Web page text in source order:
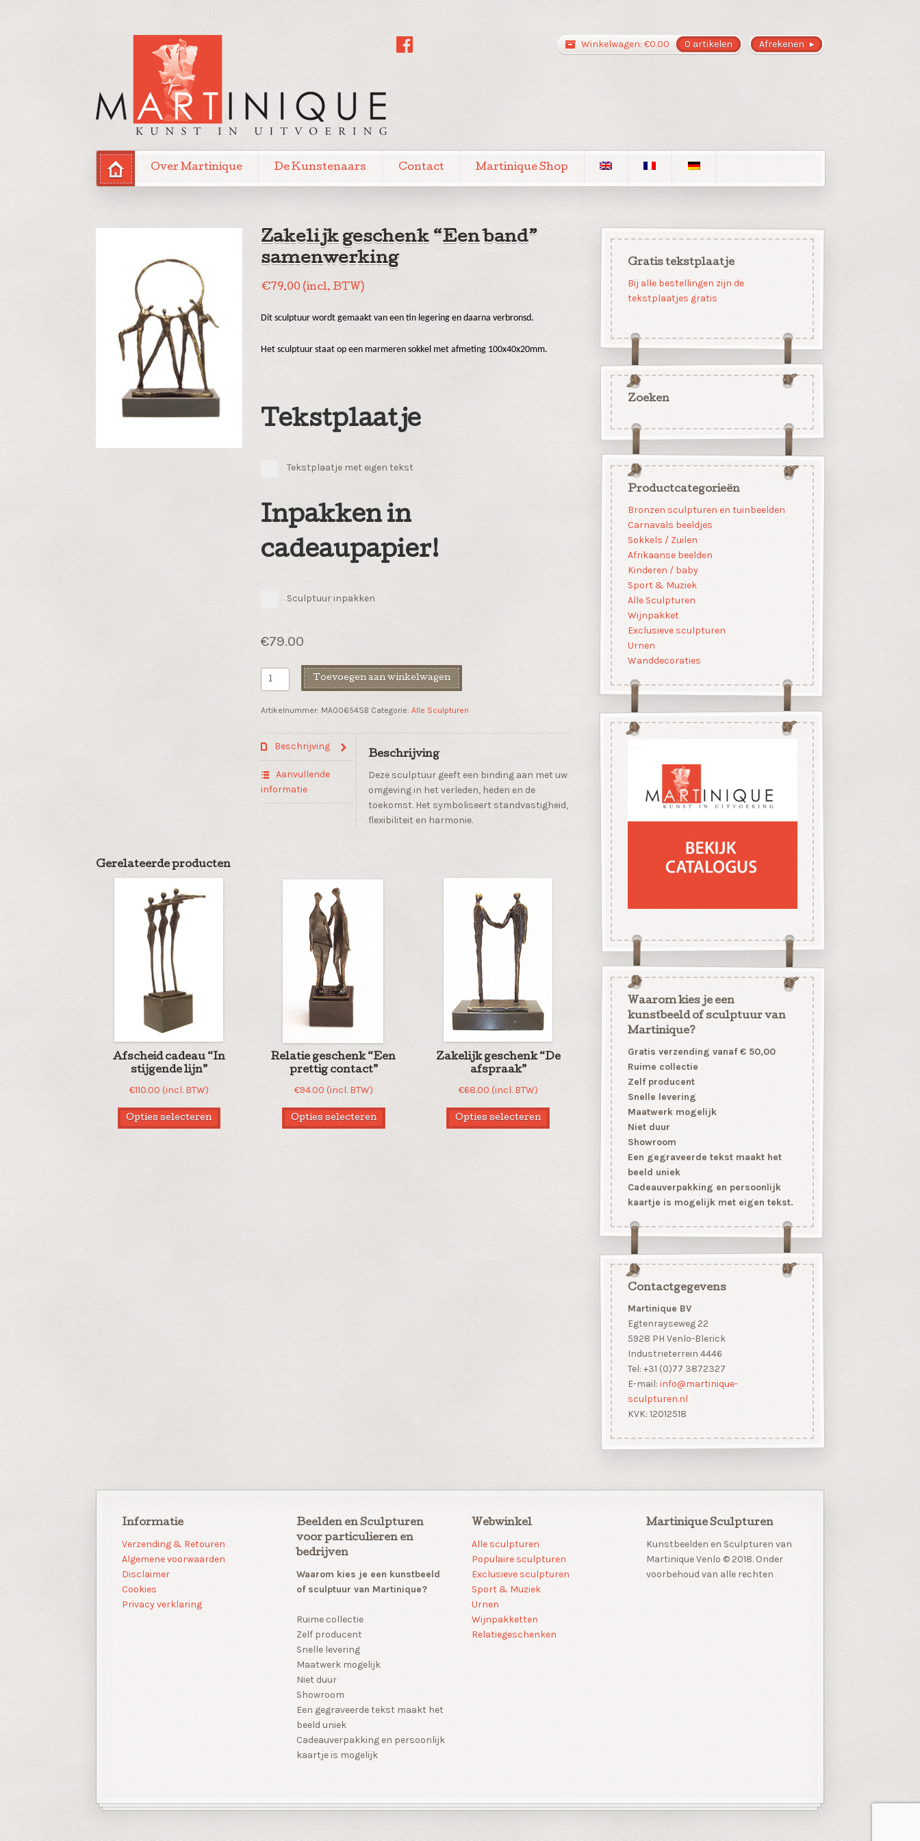
Afrekenen
Winkelwagen: €0.00 0 artikelen
Over Martinique De Kunstenaars Contact Martinique Shop
Zakelijk geschenk “Een band”
samenwerking
€ 79.00 (incl. BTW)
Dit sculptuur wordt gemaakt van een tin legering en daarna verbronsd.
Het sculptuur staat op een marmeren sokkel met afmeting 100x40x20mm.
Tekstplaatje
Tekstplaatje met eigen tekst
Inpakken in
cadeaupapier!
Sculptuur inpakken
€79.00
Zakelijk
geschenk
samenwerking
aantal
Toevoegen aan winkelwagen
Artikelnummer: MA00654SB Categorie: Alle Sculpturen
Beschrijving
Aanvullende
informatie
Beschrijving
Deze sculptuur geeft een binding aan met uw
omgeving in het verleden, heden en de
toekomst. Het symboliseert standvastigheid,
flexibiliteit en harmonie.
Gerelateerde producten
Afscheid cadeau “In
stijgende lijn”
€110.00 (incl. BTW)
Opties selecteren
Relatie geschenk “Een
prettig contact”
€94.00 (incl. BTW)
Opties selecteren
Zakelijk geschenk “De
afspraak”
€68.00 (incl. BTW)
Opties selecteren
Gratis tekstplaatje
Bij alle bestellingen zijn de
tekstplaatjes gratis
Zoeken
Productcategorieën
Bronzen sculpturen en tuinbeelden
Carnavals beeldjes
Sokkels / Zuilen
Afrikaanse beelden
Kinderen / baby
Sport & Muziek
Alle Sculpturen
Wijnpakket
Exclusieve sculpturen
Urnen
Wanddecoraties
Waarom kies je een
kunstbeeld of sculptuur van
Martinique?
Gratis verzending vanaf € 50,00
Ruime collectie
Zelf producent
Snelle levering
Maatwerk mogelijk
Niet duur
Showroom
Een gegraveerde tekst maakt het
beeld uniek
Cadeauverpakking en persoonlijk
kaartje is mogelijk met eigen tekst.
Contactgegevens
Martinique BV
Egtenrayseweg 22
5928 PH Venlo-Blerick
Industrieterrein 4446
Tel: +31 (0)77 3872327
E-mail: info@martinique-
sculpturen.nl
KVK: 12012518
Informatie
Verzending & Retouren
Algemene voorwaarden
Disclaimer
Cookies
Privacy verklaring
Beelden en Sculpturen
voor particulieren en
bedrijven
Waarom kies je een kunstbeeld
of sculptuur van Martinique?
Ruime collectie
Zelf producent
Snelle levering
Maatwerk mogelijk
Niet duur
Showroom
Een gegraveerde tekst maakt het
beeld uniek
Cadeauverpakking en persoonlijk
kaartje is mogelijk
Webwinkel
Alle sculpturen
Populaire sculpturen
Exclusieve sculpturen
Sport & Muziek
Urnen
Wijnpakketten
Relatiegeschenken
Martinique Sculpturen
Kunstbeelden en Sculpturen van
Martinique Venlo © 2018. Onder
voorbehoud van alle rechten